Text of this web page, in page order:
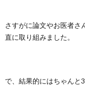
さすがに論文やお医者さ
直に取り組みました。
で、結果的にはちゃんと